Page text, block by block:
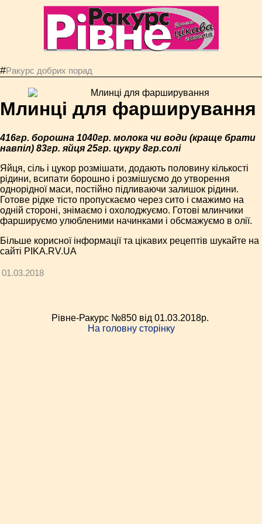
#Ракурс добрих порад
Млинці для фарширування
416гр. борошна 1040гр. молока чи води (краще брати
навпіл) 83гр. яйця 25гр. цукру 8гр.солі
Яйця, сіль і цукор розмішати, додають половину кількості
рідини, всипати борошно і розмішуємо до утворення
однорідної маси, постійно підливаючи залишок рідини.
Готове рідке тісто пропускаємо через сито і смажимо на
одній стороні, знімаємо і охолоджуємо. Готові млинчики
фаршируємо улюбленими начинками і обсмажуємо в олії.
Більше корисної інформації та цікавих рецептів шукайте на
сайті PIKA.RV.UA
01.03.2018
Рівне-Ракурс №850 від 01.03.2018p.
На головну сторінку